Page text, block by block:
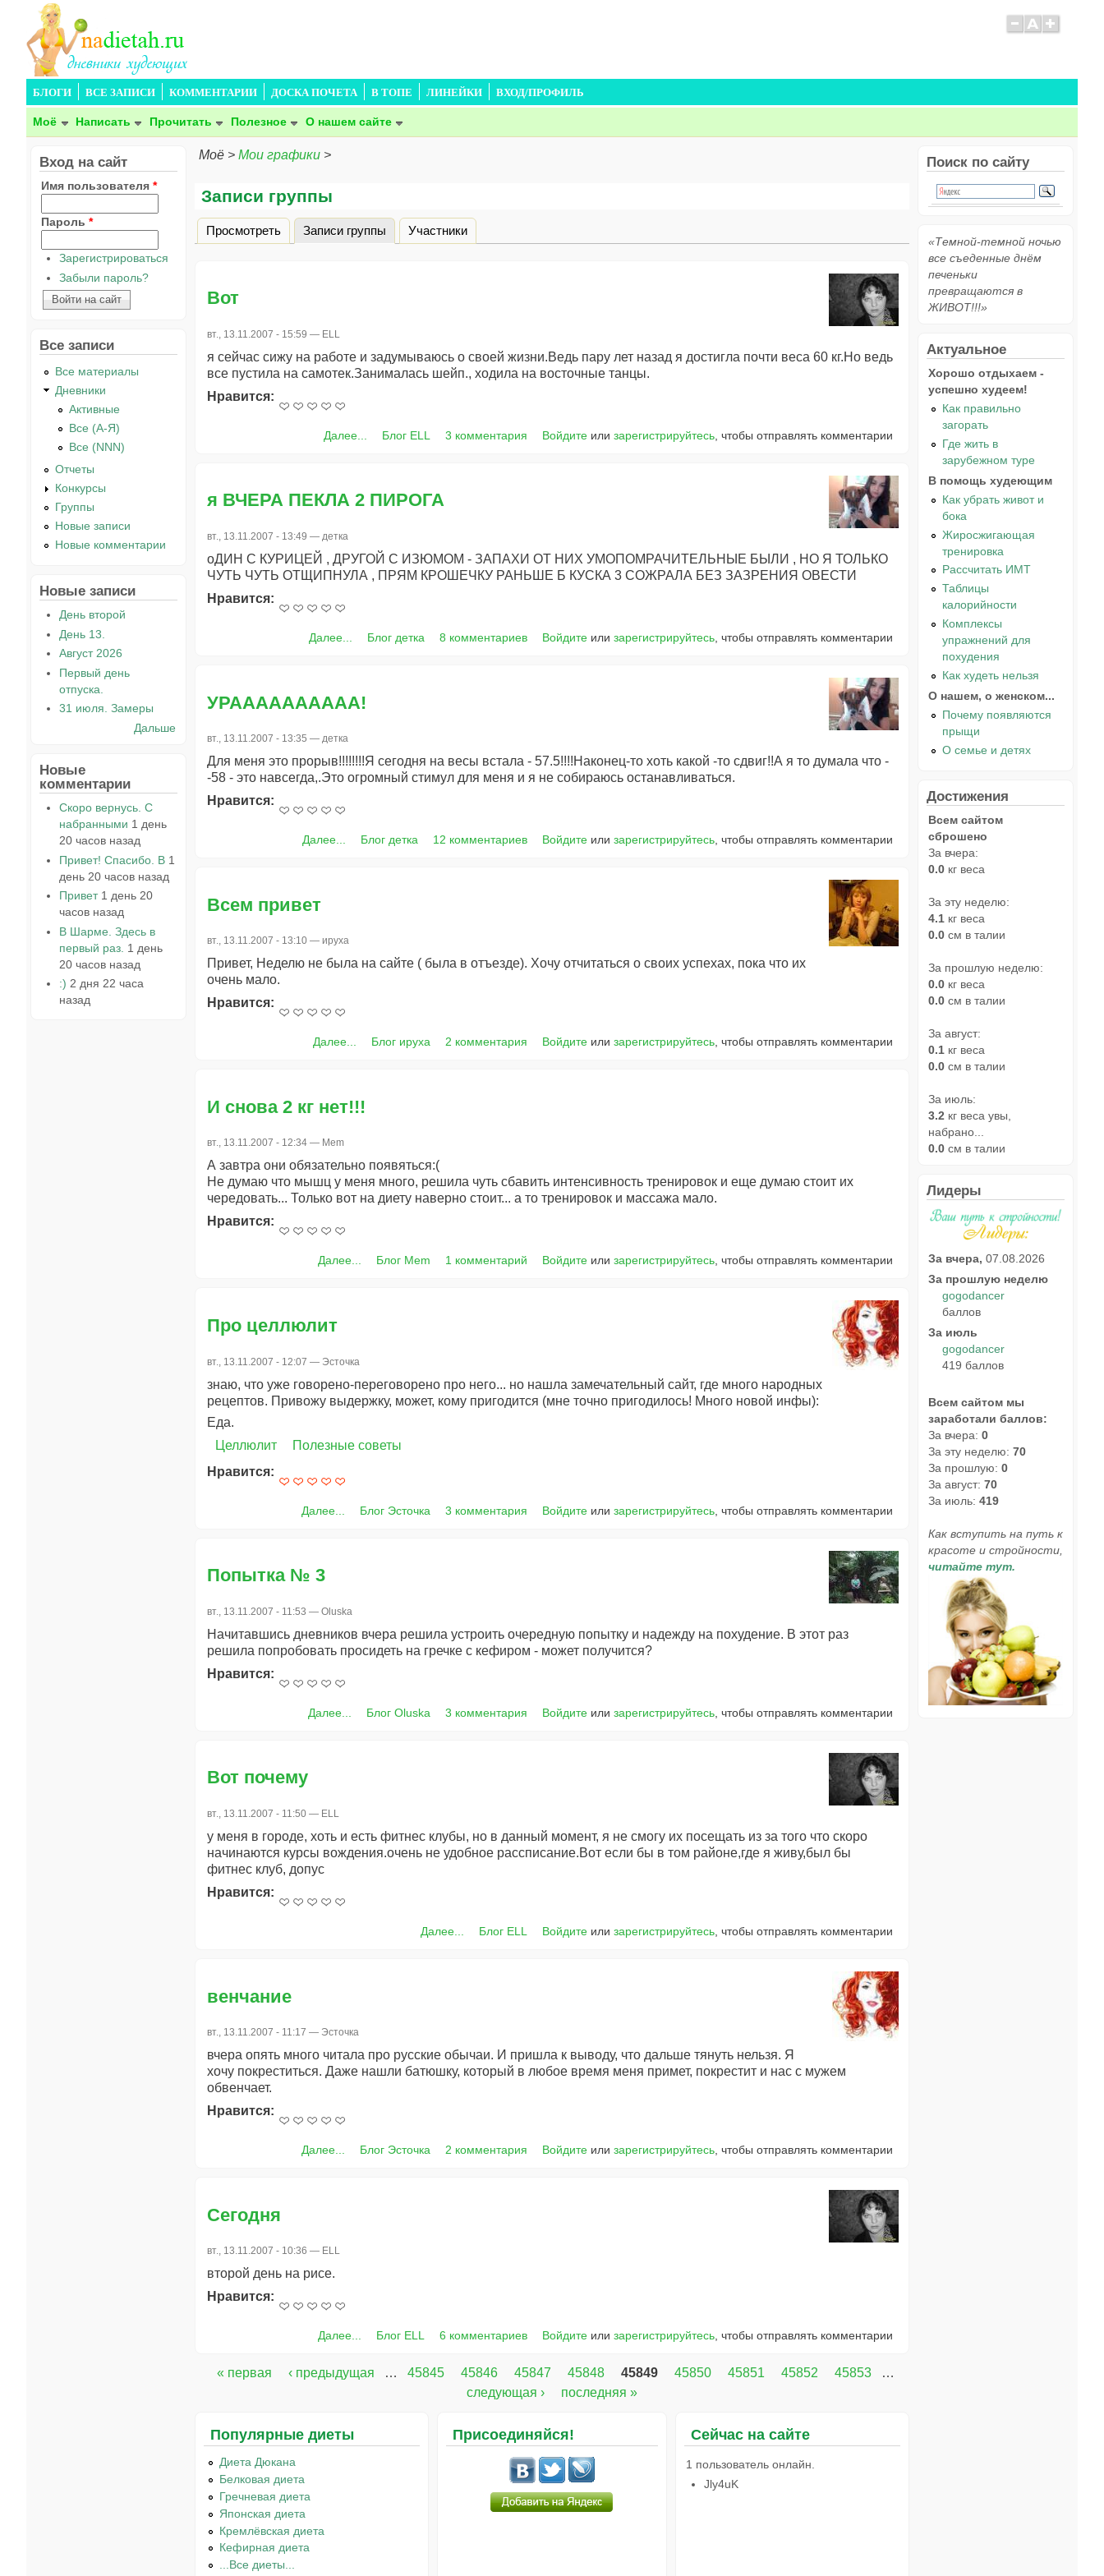
БЛОГИ ВСЕ ЗАПИСИ КОММЕНТАРИИ ДОСКА ПОЧЕТА В ТОПЕ ЛИНЕЙКИ ВХОД/ПРОФИЛЬ
Моё Написать Прочитать Полезное О нашем сайте
Моё > Мои графики >
Записи группы
Главные вкладки
Просмотреть Записи группы (активная вкладка)
Участники
Вот
вт., 13.11.2007 - 15:59 — ELL
я сейчас сижу на работе и задумываюсь о своей жизни.Ведь пару лет назад я достигла почти веса 60 кг.Но ведь
все пустила на самотек.Занималась шейп., ходила на восточные танцы.
Нравится:
Далее... Блог ELL 3 комментария Войдите илизарегистрируйтесь , чтобы отправлять комментарии
я ВЧЕРА ПЕКЛА 2 ПИРОГА
вт., 13.11.2007 - 13:49 — детка
оДИН С КУРИЦЕЙ , ДРУГОЙ С ИЗЮМОМ - ЗАПАХИ ОТ НИХ УМОПОМРАЧИТЕЛЬНЫЕ БЫЛИ , НО Я ТОЛЬКО
ЧУТЬ ЧУТЬ ОТЩИПНУЛА , ПРЯМ КРОШЕЧКУ РАНЬШЕ Б КУСКА 3 СОЖРАЛА БЕЗ ЗАЗРЕНИЯ ОВЕСТИ
Нравится:
Далее... Блог детка 8 комментариев Войдите илизарегистрируйтесь , чтобы отправлять комментарии
УРАААААААААА!
вт., 13.11.2007 - 13:35 — детка
Для меня это прорыв!!!!!!!!Я сегодня на весы встала - 57.5!!!!Наконец-то хоть какой -то сдвиг!!А я то думала что -
-58 - это навсегда,.Это огромный стимул для меня и я не собираюсь останавливаться.
Нравится:
Далее... Блог детка 12 комментариев Войдите илизарегистрируйтесь , чтобы отправлять комментарии
Всем привет
вт., 13.11.2007 - 13:10 — ируха
Привет, Неделю не была на сайте ( была в отъезде). Хочу отчитаться о своих успехах, пока что их
очень мало.
Нравится:
Далее... Блог ируха 2 комментария Войдите илизарегистрируйтесь, чтобы отправлять комментарии
И снова 2 кг нет!!!
вт., 13.11.2007 - 12:34 — Mem
А завтра они обязательно появяться:(
Не думаю что мышц у меня много, решила чуть сбавить интенсивность тренировок и еще думаю стоит их
чередовать... Только вот на диету наверно стоит... а то тренировок и массажа мало.
Нравится:
Далее... Блог Mem 1 комментарий Войдите илизарегистрируйтесь, чтобы отправлять комментарии
Про целлюлит
вт., 13.11.2007 - 12:07 — Эсточка
знаю, что уже говорено-переговорено про него... но нашла замечательный сайт, где много народных
рецептов. Привожу выдержку, может, кому пригодится (мне точно пригодилось! Много новой инфы):
Еда.
Целлюлит
Полезные советы
Нравится:
Далее... Блог Эсточка 3 комментария Войдите илизарегистрируйтесь , чтобы отправлять комментарии
Попытка № 3
вт., 13.11.2007 - 11:53 — Oluska
Начитавшись дневников вчера решила устроить очередную попытку и надежду на похудение. В этот раз
решила попробовать просидеть на гречке с кефиром - может получится?
Нравится:
Далее... Блог Oluska 3 комментария Войдите илизарегистрируйтесь , чтобы отправлять комментарии
Вот почему
вт., 13.11.2007 - 11:50 — ELL
у меня в городе, хоть и есть фитнес клубы, но в данный момент, я не смогу их посещать из за того что скоро
начинаются курсы вождения.очень не удобное рассписание.Вот если бы в том районе,где я живу,был бы
фитнес клуб, допус
Нравится:
Далее... Блог ELL Войдите илизарегистрируйтесь , чтобы отправлять комментарии
венчание
вт., 13.11.2007 - 11:17 — Эсточка
вчера опять много читала про русские обычаи. И пришла к выводу, что дальше тянуть нельзя. Я
хочу покреститься. Даже нашли батюшку, который в любое время меня примет, покрестит и нас с мужем
обвенчает.
Нравится:
Далее... Блог Эсточка 2 комментария Войдите илизарегистрируйтесь , чтобы отправлять комментарии
Сегодня
вт., 13.11.2007 - 10:36 — ELL
второй день на рисе.
Нравится:
Далее... Блог ELL 6 комментариев Войдите илизарегистрируйтесь, чтобы отправлять комментарии
« первая ‹ предыдущая … 45845 45846 45847 45848 45849 45850 45851 45852 45853
…
следующая ›
последняя »
Популярные диеты
Диета Дюкана
Белковая диета
Гречневая диета
Японская диета
Кремлёвская диета
Кефирная диета
...Все диеты...
Присоединяйся! Сейчас на сайте
1 пользователь онлайн.
Jly4uK
Вход на сайт
Имя пользователя *
Пароль *
Зарегистрироваться
Забыли пароль?
Все записи
Все материалы
Дневники
Активные
Все (А-Я)
Все (NNN)
Отчеты
Конкурсы
Группы
Новые записи
Новые комментарии
Новые записи
День второй
День 13.
Август 2026
Первый день
отпуска.
31 июля. Замеры
Дальше
Новые
комментарии
Скоро вернусь. С
набранными 1 день
20 часов назад
Привет! Спасибо. В 1
день 20 часов назад
Привет 1 день 20
часов назад
В Шарме. Здесь в
первый раз. 1 день
20 часов назад
:) 2 дня 22 часа
назад
Поиск по сайту
«Темной-темной ночью
все съеденные днём
печеньки
превращаются в
ЖИВОТ!!!»
Актуальное
Хорошо отдыхаем -
успешно худеем!
Как правильно
загорать
Где жить в
зарубежном туре
В помощь худеющим
Как убрать живот и
бока
Жиросжигающая
тренировка
Рассчитать ИМТ
Таблицы
калорийности
Комплексы
упражнений для
похудения
Как худеть нельзя
О нашем, о женском...
Почему появляются
прыщи
О семье и детях
Достижения
Всем сайтом
сброшено
За вчера:
0.0 кг веса
За эту неделю:
4.1 кг веса
0.0 см в талии
За прошлую неделю:
0.0 кг веса
0.0 см в талии
За август:
0.1 кг веса
0.0 см в талии
За июль:
3.2 кг веса увы,
набрано...
0.0 см в талии
Лидеры
За вчера, 07.08.2026
За прошлую неделю
gogodancer
баллов
За июль
gogodancer
419 баллов
Всем сайтом мы
заработали баллов:
За вчера: 0
За эту неделю: 70
За прошлую: 0
За август: 70
За июль: 419
Как вступить на путь к
красоте и стройности,
читайте тут.